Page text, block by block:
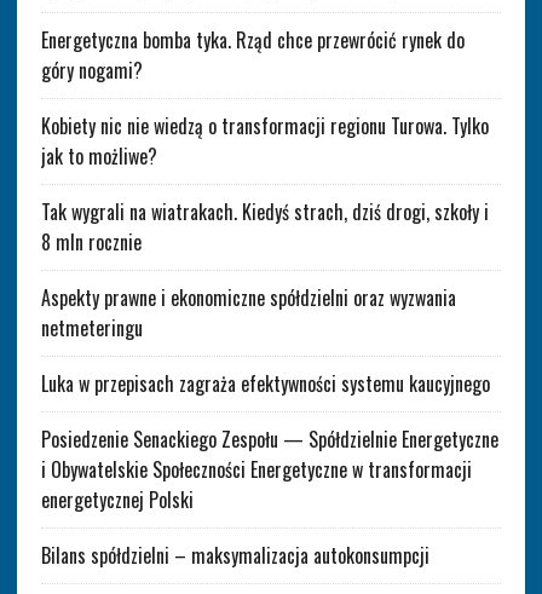
Energetyczna bomba tyka. Rząd chce przewrócić rynek do
góry nogami?
Kobiety nic nie wiedzą o transformacji regionu Turowa. Tylko
jak to możliwe?
Tak wygrali na wiatrakach. Kiedyś strach, dziś drogi, szkoły i
8 mln rocznie
Aspekty prawne i ekonomiczne spółdzielni oraz wyzwania
netmeteringu
Luka w przepisach zagraża efektywności systemu kaucyjnego
Posiedzenie Senackiego Zespołu — Spółdzielnie Energetyczne
i Obywatelskie Społeczności Energetyczne w transformacji
energetycznej Polski
Bilans spółdzielni – maksymalizacja autokonsumpcji